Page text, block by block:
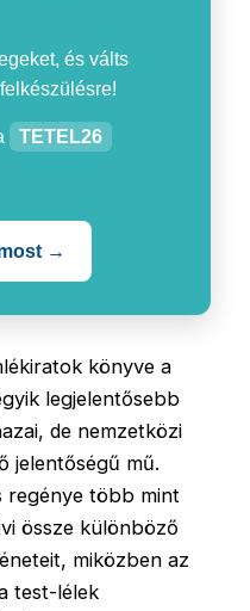
és válts
TETEL26
→
könyve a
legjelentősebb
de nemzetközi
jelentőségű mű.
regénye több mint
össze különböző
miközben az
test-lélek